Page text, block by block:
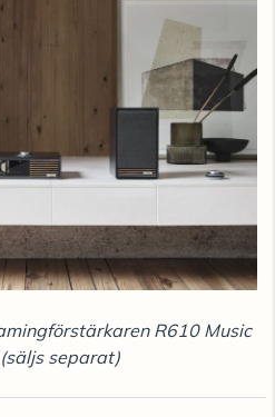
R610 Music
(säljs separat)